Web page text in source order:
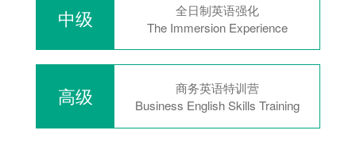
中级
全日制英语强化
The Immersion Experience
高级
商务英语特训营
Business English Skills Training